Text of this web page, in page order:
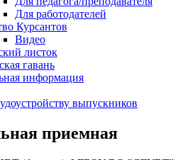
Для работодателей
Курсантов
Видео
листок
гавань
информация
выпускников
приемная